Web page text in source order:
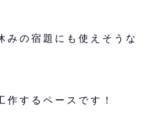
みの宿題にも使えそうな
作するペースです！